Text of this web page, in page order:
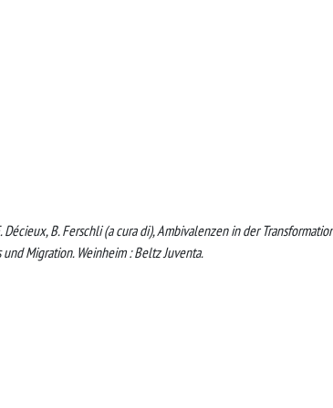
B. Ferschli (a cura di), Ambivalenzen in der
Migration. Weinheim : Beltz Juventa.